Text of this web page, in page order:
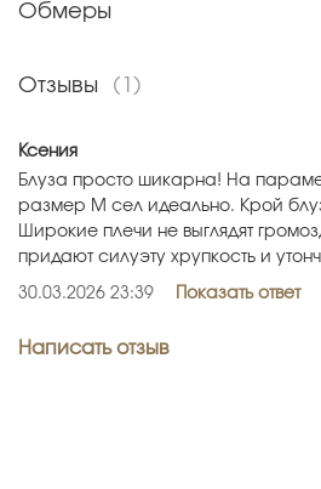
Обмеры
Отзывы (1)
Ксения
Блуза просто шикарна! На
размер М сел идеально. Крой
Широкие плечи не выглядят
придают силуэту хрупкость и
30.03.2026 23:39 Показать ответ
Написать отзыв